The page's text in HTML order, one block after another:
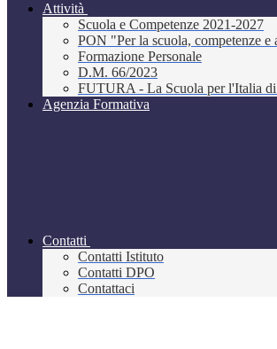
Attività
Scuola e Competenze 2021-2027
PON "Per la scuola, competenze
Formazione Personale
D.M. 66/2023
FUTURA - La Scuola per l'Italia
Agenzia Formativa
Contatti
Contatti Istituto
Contatti DPO
Contattaci